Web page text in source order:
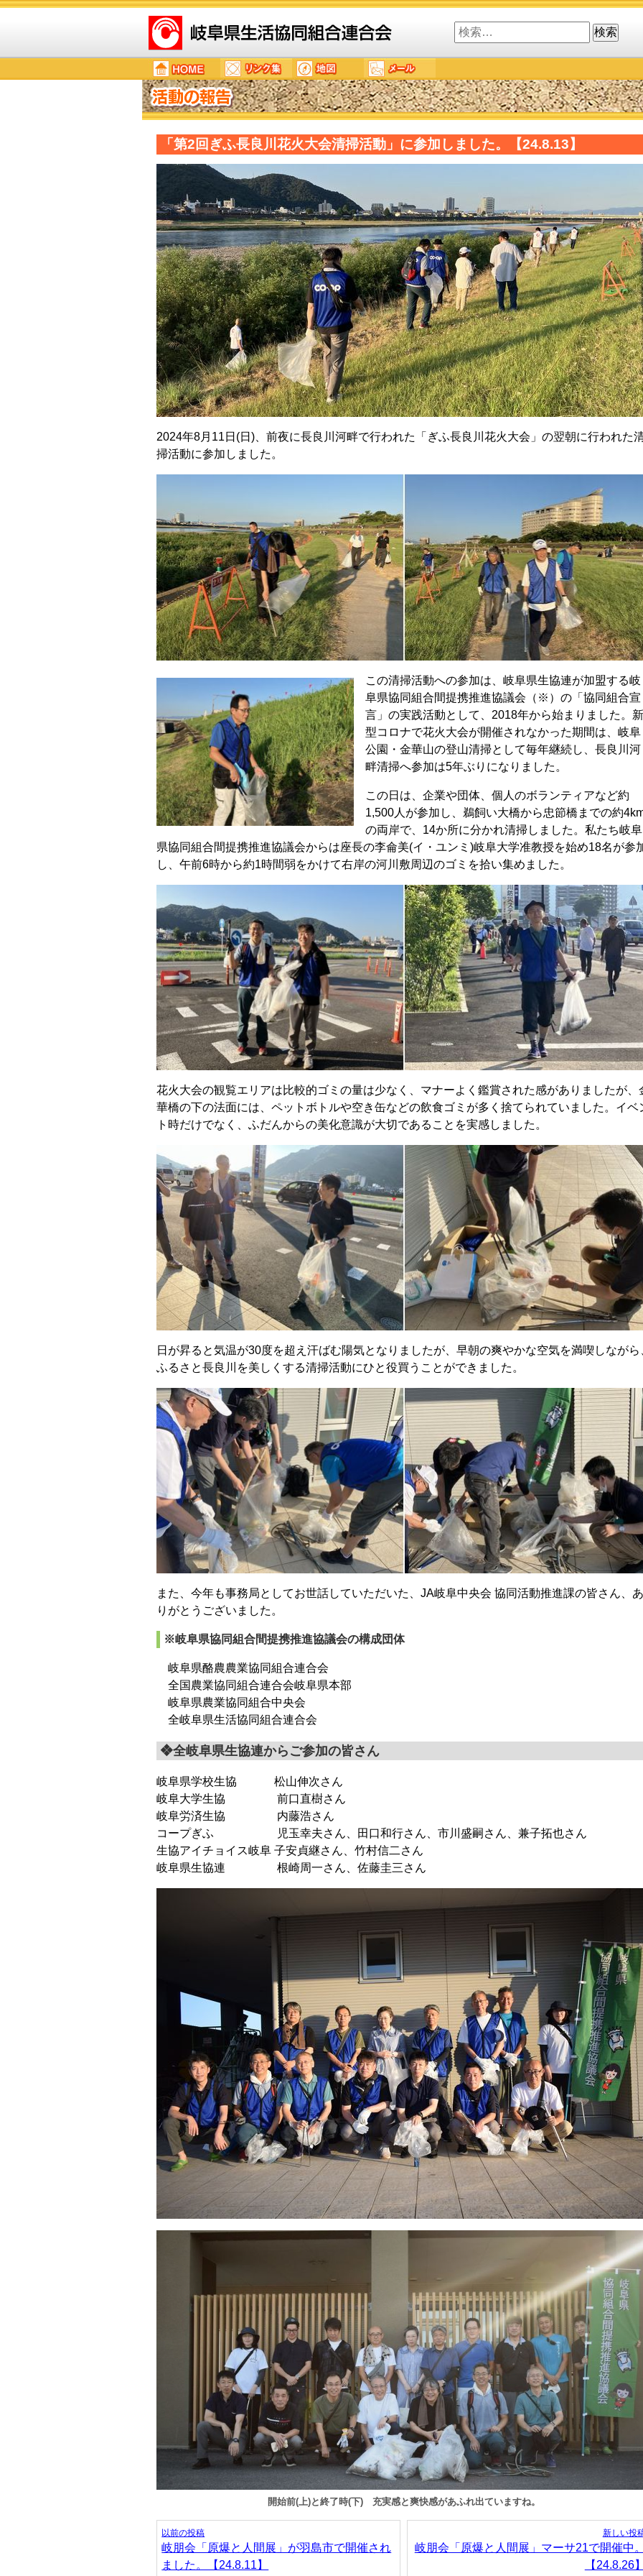
検
索:
「第2回ぎふ長良川花火大会清掃活動」に参加しました。【24.8.13】
2024年8月11日(日)、前夜に長良川河畔で行われた「ぎふ長良川花火大会」の翌朝に行われた
掃活動に参加しました。
この清掃活動への参加は、岐阜県生協連が加盟する岐
阜県協同組合間提携推進協議会（※）の「協同組合宣
言」の実践活動として、2018年から始まりました。新
型コロナで花火大会が開催されなかった期間は、岐阜
公園・金華山の登山清掃として毎年継続し、長良川河
畔清掃へ参加は5年ぶりになりました。
この日は、企業や団体、個人のボランティアなど約
1,500人が参加し、鵜飼い大橋から忠節橋までの約
の両岸で、14か所に分かれ清掃しました。私たち岐阜
県協同組合間提携推進協議会からは座長の李侖美(イ・ユンミ)岐阜大学准教授を始め18名が参
し、午前6時から約1時間弱をかけて右岸の河川敷周辺のゴミを拾い集めました。
花火大会の観覧エリアは比較的ゴミの量は少なく、マナーよく鑑賞された感がありましたが、
華橋の下の法面には、ペットボトルや空き缶などの飲食ゴミが多く捨てられていました。イベ
ト時だけでなく、ふだんからの美化意識が大切であることを実感しました。
日が昇ると気温が30度を超え汗ばむ陽気となりましたが、早朝の爽やかな空気を満喫しながら
ふるさと長良川を美しくする清掃活動にひと役買うことができました。
また、今年も事務局としてお世話していただいた、JA岐阜中央会 協同活動推進課の皆さん、あ
りがとうございました。
※岐阜県協同組合間提携推進協議会の構成団体
岐阜県酪農農業協同組合連合会
全国農業協同組合連合会岐阜県本部
岐阜県農業協同組合中央会
全岐阜県生活協同組合連合会
❖全岐阜県生協連からご参加の皆さん
岐阜県学校生協 松山伸次さん
岐阜大学生協 前口直樹さん
岐阜労済生協 内藤浩さん
コープぎふ 児玉幸夫さん、田口和行さん、市川盛嗣さん、兼子拓也さん
生協アイチョイス岐阜 子安貞継さん、竹村信二さん
岐阜県生協連 根崎周一さん、佐藤圭三さん
開始前(上)と終了時(下) 充実感と爽快感があふれ出ていますね。
投
稿
ナ
以前の投稿
岐朋会「原爆と人間展」が羽島市で開催され
ました。【24.8.11】
新しい投
岐朋会「原爆と人間展」マーサ21で開催中
【24.8.26